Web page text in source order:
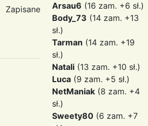
Zapisane
Arsau6 (16 zam. +6 sł.)
Body_73 (14 zam. +13
sł.)
Tarman (14 zam. +19
sł.)
Natali (13 zam. +10 sł.)
Luca (9 zam. +5 sł.)
NetManiak (8 zam. +4
sł.)
Sweety80 (6 zam. +7